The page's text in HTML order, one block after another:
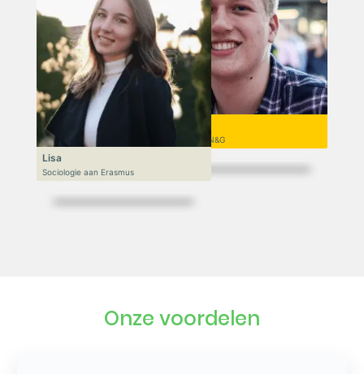
Niek
VWO 6, N&T/N&G
Lisa
Sociologie aan Erasmus
Onze voordelen